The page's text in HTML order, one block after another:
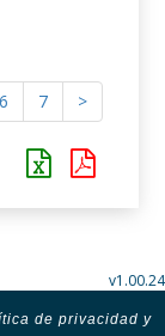
6 7 >
v1.00.24
de privacidad y